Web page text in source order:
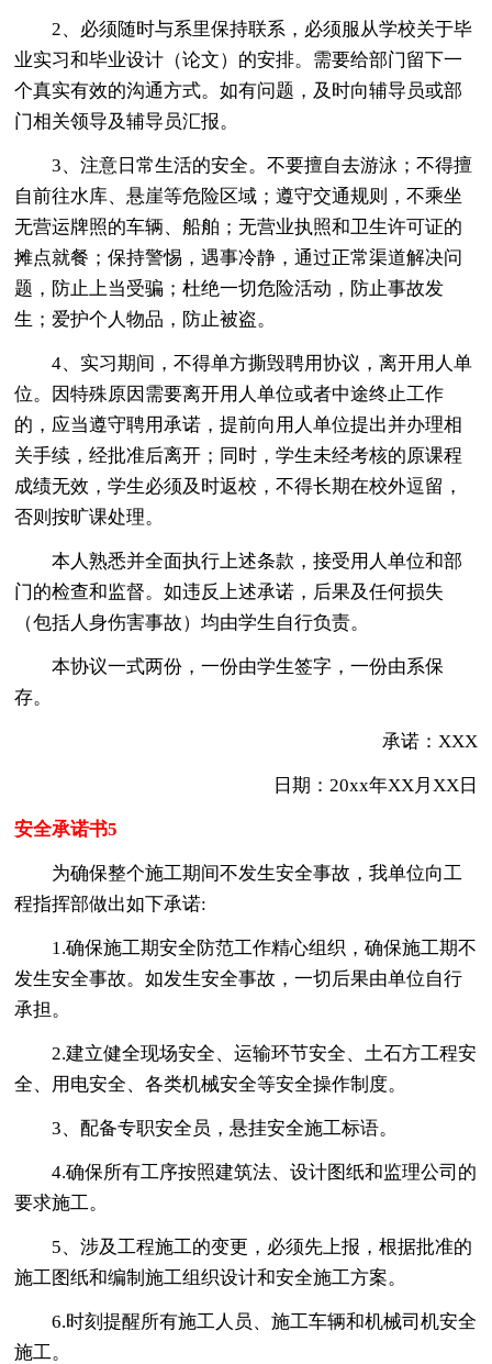
2、必须随时与系里保持联系，必须服从学校关于毕
业实习和毕业设计（论文）的安排。需要给部门留下一
个真实有效的沟通方式。如有问题，及时向辅导员或部
门相关领导及辅导员汇报。
3、注意日常生活的安全。不要擅自去游泳；不得擅
自前往水库、悬崖等危险区域；遵守交通规则，不乘坐
无营运牌照的车辆、船舶；无营业执照和卫生许可证的
摊点就餐；保持警惕，遇事冷静，通过正常渠道解决问
题，防止上当受骗；杜绝一切危险活动，防止事故发
生；爱护个人物品，防止被盗。
4、实习期间，不得单方撕毁聘用协议，离开用人单
位。因特殊原因需要离开用人单位或者中途终止工作
的，应当遵守聘用承诺，提前向用人单位提出并办理相
关手续，经批准后离开；同时，学生未经考核的原课程
成绩无效，学生必须及时返校，不得长期在校外逗留，
否则按旷课处理。
本人熟悉并全面执行上述条款，接受用人单位和部
门的检查和监督。如违反上述承诺，后果及任何损失
（包括人身伤害事故）均由学生自行负责。
本协议一式两份，一份由学生签字，一份由系保
存。
承诺：XXX
日期：20xx年XX月XX日
安全承诺书5
为确保整个施工期间不发生安全事故，我单位向工
程指挥部做出如下承诺:
1.确保施工期安全防范工作精心组织，确保施工期不
发生安全事故。如发生安全事故，一切后果由单位自行
承担。
2.建立健全现场安全、运输环节安全、土石方工程安
全、用电安全、各类机械安全等安全操作制度。
3、配备专职安全员，悬挂安全施工标语。
4.确保所有工序按照建筑法、设计图纸和监理公司的
要求施工。
5、涉及工程施工的变更，必须先上报，根据批准的
施工图纸和编制施工组织设计和安全施工方案。
6.时刻提醒所有施工人员、施工车辆和机械司机安全
施工。